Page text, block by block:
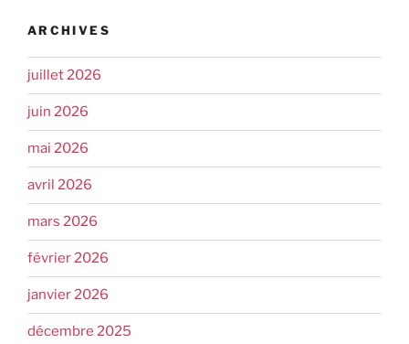
ARCHIVES
juillet 2026
juin 2026
mai 2026
avril 2026
mars 2026
février 2026
janvier 2026
décembre 2025